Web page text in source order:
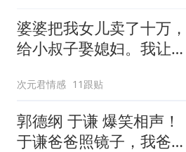
婆婆把我女儿卖了十万，
给小叔子娶媳妇。我让她
次元君情感 11跟贴
郭德纲 于谦 爆笑相声！
于谦爸爸照镜子，我爸爸